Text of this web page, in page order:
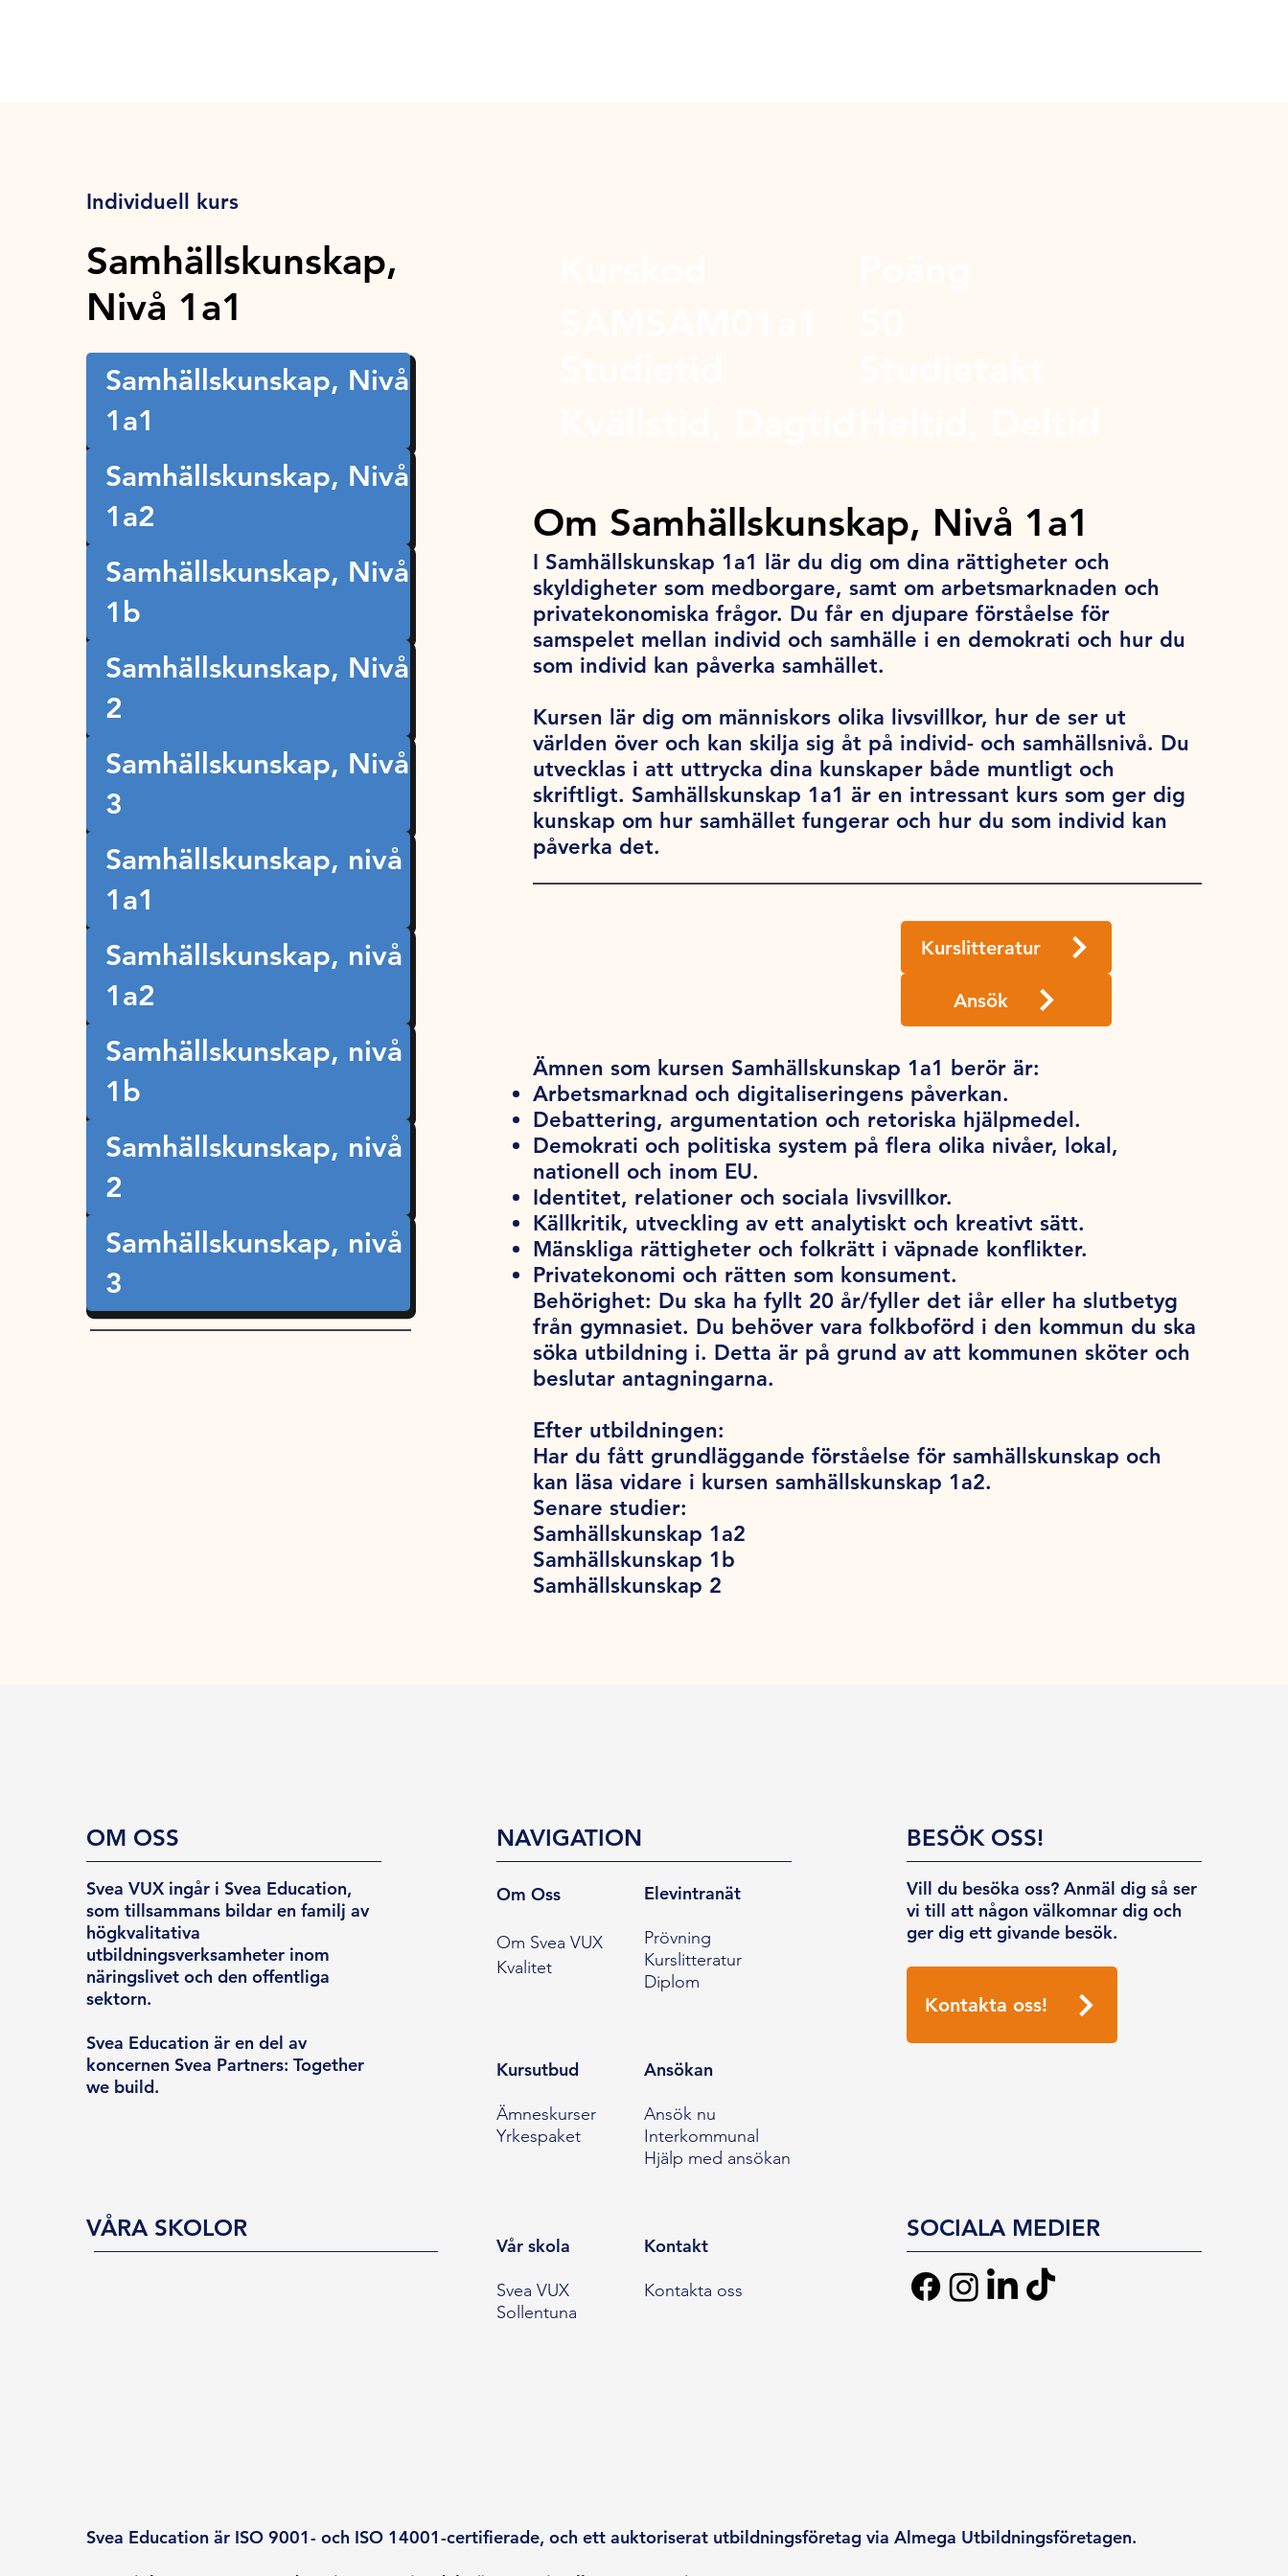
Individuell kurs
Samhällskunskap,
Nivå 1a1
Samhällskunskap, Nivå
1a1
Samhällskunskap, Nivå
1a2
Samhällskunskap, Nivå
1b
Samhällskunskap, Nivå
2
Samhällskunskap, Nivå
3
Samhällskunskap, nivå
1a1
Samhällskunskap, nivå
1a2
Samhällskunskap, nivå
1b
Samhällskunskap, nivå
2
Samhällskunskap, nivå
3
Om Samhällskunskap, Nivå 1a1
I Samhällskunskap 1a1 lär du dig om dina rättigheter och
skyldigheter som medborgare, samt om arbetsmarknaden och
privatekonomiska frågor. Du får en djupare förståelse för
samspelet mellan individ och samhälle i en demokrati och hur du
som individ kan påverka samhället.
Kursen lär dig om människors olika livsvillkor, hur de ser ut
världen över och kan skilja sig åt på individ- och samhällsnivå. Du
utvecklas i att uttrycka dina kunskaper både muntligt och
skriftligt. Samhällskunskap 1a1 är en intressant kurs som ger dig
kunskap om hur samhället fungerar och hur du som individ kan
påverka det.
Kurslitteratur
Ansök
Ämnen som kursen Samhällskunskap 1a1 berör är:
Arbetsmarknad och digitaliseringens påverkan.
Debattering, argumentation och retoriska hjälpmedel.
Demokrati och politiska system på flera olika nivåer, lokal,
nationell och inom EU.
Identitet, relationer och sociala livsvillkor.
Källkritik, utveckling av ett analytiskt och kreativt sätt.
Mänskliga rättigheter och folkrätt i väpnade konflikter.
Privatekonomi och rätten som konsument.
Behörighet: Du ska ha fyllt 20 år/fyller det iår eller ha slutbetyg
från gymnasiet. Du behöver vara folkboförd i den kommun du ska
söka utbildning i. Detta är på grund av att kommunen sköter och
beslutar antagningarna.
Efter utbildningen:
Har du fått grundläggande förståelse för samhällskunskap och
kan läsa vidare i kursen samhällskunskap 1a2.
Senare studier:
Samhällskunskap 1a2
Samhällskunskap 1b
Samhällskunskap 2
OM OSS
Svea VUX ingår i Svea Education,
som tillsammans bildar en familj av
högkvalitativa
utbildningsverksamheter inom
näringslivet och den offentliga
sektorn.
Svea Education är en del av
koncernen Svea Partners: Together
we build.
VÅRA SKOLOR
NAVIGATION
Om Oss
Om Svea VUX
Kvalitet
Elevintranät
Prövning
Kurslitteratur
Diplom
Kursutbud
Ämneskurser
Yrkespaket
Ansökan
Ansök nu
Interkommunal
Hjälp med ansökan
Vår skola
Svea VUX
Sollentuna
Kontakt
Kontakta oss
BESÖK OSS!
Vill du besöka oss? Anmäl dig så ser
vi till att någon välkomnar dig och
ger dig ett givande besök.
Kontakta oss!
SOCIALA MEDIER
Svea Education är ISO 9001- och ISO 14001-certifierade, och ett auktoriserat utbildningsföretag via Almega Utbildningsföretagen.